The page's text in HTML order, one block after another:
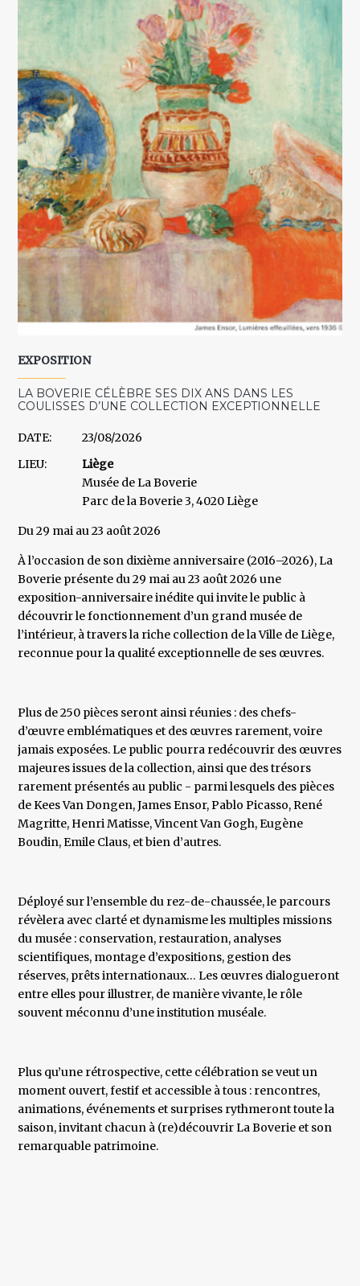
EXPOSITION
LA BOVERIE CÉLÈBRE SES DIX ANS DANS LES
COULISSES D’UNE COLLECTION EXCEPTIONNELLE
DATE:
23/08/2026
LIEU:
Liège
Musée de La Boverie
Parc de la Boverie 3, 4020 Liège
Du 29 mai au 23 août 2026
À l’occasion de son dixième anniversaire (2016–2026), La
Boverie présente du 29 mai au 23 août 2026 une
exposition-anniversaire inédite qui invite le public à
découvrir le fonctionnement d’un grand musée de
l’intérieur, à travers la riche collection de la Ville de Liège,
reconnue pour la qualité exceptionnelle de ses œuvres.
Plus de 250 pièces seront ainsi réunies : des chefs-
d’œuvre emblématiques et des œuvres rarement, voire
jamais exposées. Le public pourra redécouvrir des œuvres
majeures issues de la collection, ainsi que des trésors
rarement présentés au public - parmi lesquels des pièces
de Kees Van Dongen, James Ensor, Pablo Picasso, René
Magritte, Henri Matisse, Vincent Van Gogh, Eugène
Boudin, Emile Claus, et bien d’autres.
Déployé sur l’ensemble du rez-de-chaussée, le parcours
révèlera avec clarté et dynamisme les multiples missions
du musée : conservation, restauration, analyses
scientifiques, montage d’expositions, gestion des
réserves, prêts internationaux… Les œuvres dialogueront
entre elles pour illustrer, de manière vivante, le rôle
souvent méconnu d’une institution muséale.
Plus qu’une rétrospective, cette célébration se veut un
moment ouvert, festif et accessible à tous : rencontres,
animations, événements et surprises rythmeront toute la
saison, invitant chacun à (re)découvrir La Boverie et son
remarquable patrimoine.